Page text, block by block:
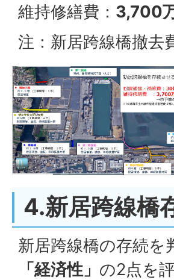
維持修繕費： 3,700
注：新居跨線橋撤去
4.新居跨線橋
新居跨線橋の存続を
「経済性」 の2点を